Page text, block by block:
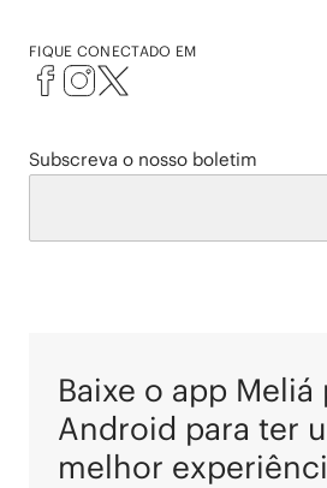
FIQUE CONECTADO EM
Subscreva o nosso boletim
Baixe o app Meliá
Android para ter
melhor